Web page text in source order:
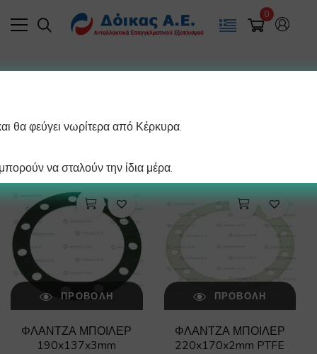
0
ΠΡΟΒΟΛΉ
ΦΛΑΝΤΖΑ ΜΠΟΙΛΕΡ
190x137x3mm
ΠΡΟΒΟΛΉ
ΦΛΑΝΤΖΑ ΜΠΟΙΛΕΡ
220x170x2mm PTFE
θα φεύγει νωρίτερα από Κέρκυρα.
να σταλούν την ίδια μέρα.